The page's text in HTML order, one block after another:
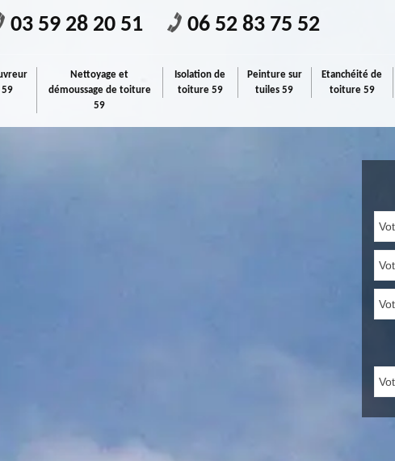
03 59 28 20 51 06 52 83 75 52
59
Nettoyage et
démoussage de toiture
59
Isolation de
toiture 59
Peinture sur
tuiles 59
Etanchéité de
toiture 59